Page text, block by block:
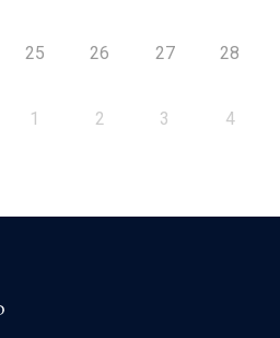
25 26 27 28
1 2 3 4